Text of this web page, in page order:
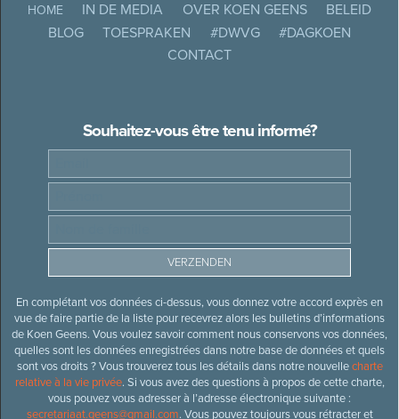
HOME IN DE MEDIA OVER KOEN GEENS
BELEID
BLOG
TOESPRAKEN #DWVG
#DAGKOEN
CONTACT
Souhaitez-vous être tenu informé?
En complétant vos données ci-dessus, vous donnez votre accord exprès en
vue de faire partie de la liste pour recevrez alors les bulletins d’informations
de Koen Geens. Vous voulez savoir comment nous conservons vos données,
quelles sont les données enregistrées dans notre base de données et quels
sont vos droits ? Vous trouverez tous les détails dans notre nouvellecharte
relative à la vie privée. Si vous avez des questions à propos de cette charte,
vous pouvez vous adresser à l’adresse électronique suivante :
secretariaat.geens@gmail.com. Vous pouvez toujours vous rétracter et